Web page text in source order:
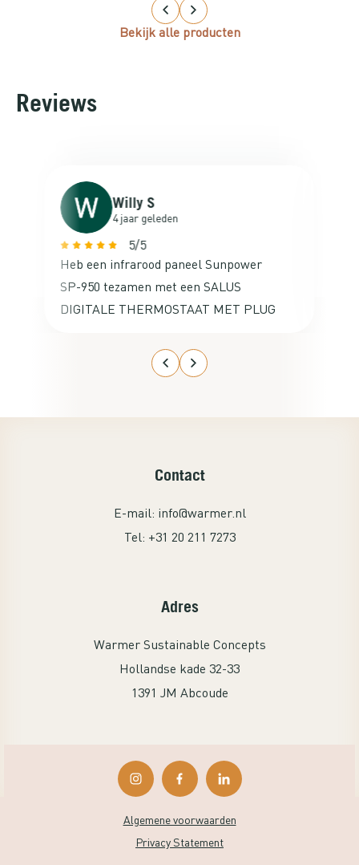
Bekijk alle producten
Reviews
Willy S
4 jaar geleden
5/5
Heb een infrarood paneel Sunpower
SP-950 tezamen met een SALUS
DIGITALE THERMOSTAAT MET PLUG
zolder. De aansluiting ervan was
kinderlijk eenvoudig en het werkte
set kopen voor de studeerkamer van
Adres
Warmer Sustainable Concepts
Hollandse kade 32-33
1391 JM Abcoude
Contact
E-mail: info@warmer.nl
Tel: +31 20 211 7273
Algemene voorwaarden
Privacy Statement